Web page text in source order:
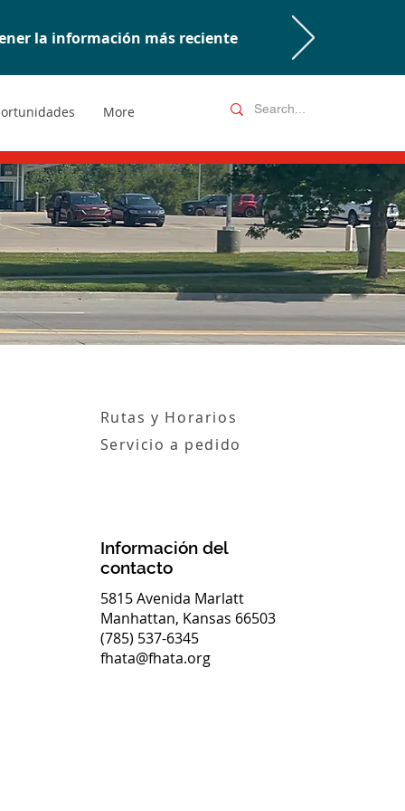
la información más reciente
More
Rutas y Horarios
Servicio a pedido
Información del
contacto
5815 Avenida Marlatt
Manhattan, Kansas 66503
(785) 537-6345
fhata@fhata.org